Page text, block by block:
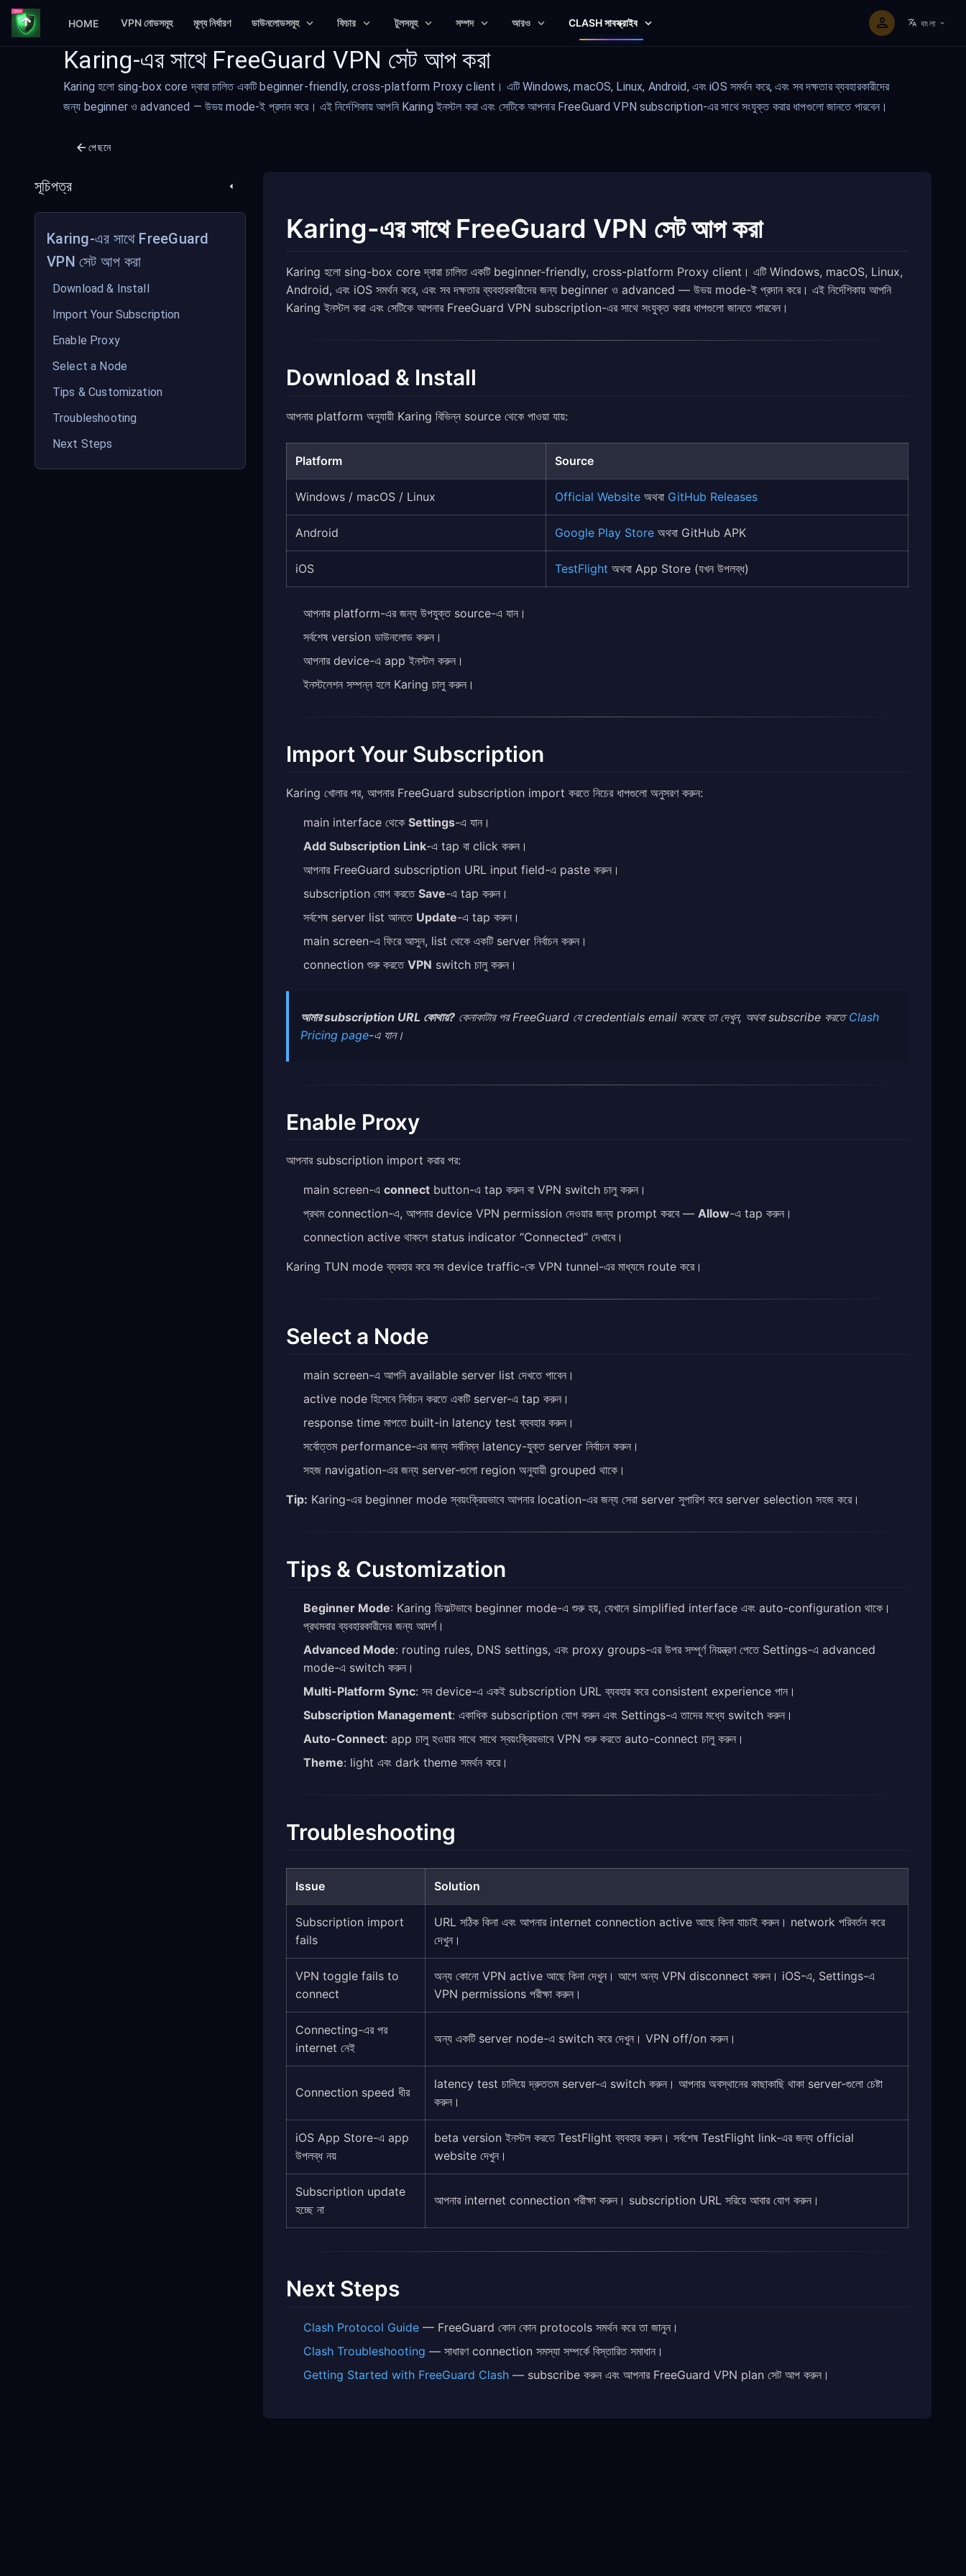
HOME VPN নোডসমূহ মূল্য নির্ধারণ ডাউনলোডসমূহ ফিচার টুলসমূহ সম্পদ আরও CLASH সাবস্ক্রাইব বাংলা
Karing-এর সাথে FreeGuard VPN সেট আপ করা
Karing হলো sing-box core দ্বারা চালিত একটি beginner-friendly, cross-platform Proxy client। এটি Windows, macOS, Linux, Android, এবং iOS সমর্থন করে, এবং সব দক্ষতার ব্যবহারকারীদের
জন্য beginner ও advanced — উভয় mode-ই প্রদান করে। এই নির্দেশিকায় আপনি Karing ইনস্টল করা এবং সেটিকে আপনার FreeGuard VPN subscription-এর সাথে সংযুক্ত করার ধাপগুলো জানতে পারবেন।
পেছনে
সূচিপত্র
Karing-এর সাথে FreeGuard
VPN সেট আপ করা
Download & Install
Import Your Subscription
Enable Proxy
Select a Node
Tips & Customization
Troubleshooting
Next Steps
Karing-এর সাথে FreeGuard VPN সেট আপ করা
Karing হলো sing-box core দ্বারা চালিত একটি beginner-friendly, cross-platform Proxy client। এটি Windows, macOS, Linux,
Android, এবং iOS সমর্থন করে, এবং সব দক্ষতার ব্যবহারকারীদের জন্য beginner ও advanced — উভয় mode-ই প্রদান করে। এই নির্দেশিকায় আপনি
Karing ইনস্টল করা এবং সেটিকে আপনার FreeGuard VPN subscription-এর সাথে সংযুক্ত করার ধাপগুলো জানতে পারবেন।
Download & Install
আপনার platform অনুযায়ী Karing বিভিন্ন source থেকে পাওয়া যায়:
Platform Source
Windows / macOS / Linux Official Website অথবা GitHub Releases
Android Google Play Store অথবা GitHub APK
iOS TestFlight অথবা App Store (যখন উপলব্ধ)
আপনার platform-এর জন্য উপযুক্ত source-এ যান।
সর্বশেষ version ডাউনলোড করুন।
আপনার device-এ app ইনস্টল করুন।
ইনস্টলেশন সম্পন্ন হলে Karing চালু করুন।
Import Your Subscription
Karing খোলার পর, আপনার FreeGuard subscription import করতে নিচের ধাপগুলো অনুসরণ করুন:
main interface থেকে Settings-এ যান।
Add Subscription Link-এ tap বা click করুন।
আপনার FreeGuard subscription URL input field-এ paste করুন।
subscription যোগ করতে Save-এ tap করুন।
সর্বশেষ server list আনতে Update-এ tap করুন।
main screen-এ ফিরে আসুন, list থেকে একটি server নির্বাচন করুন।
connection শুরু করতে VPN switch চালু করুন।
আমার subscription URL কোথায়? কেনাকাটার পর FreeGuard যে credentials email করেছে তা দেখুন, অথবা subscribe করতেClash
Pricing page-এ যান।
Enable Proxy
আপনার subscription import করার পর:
main screen-এ connect button-এ tap করুন বা VPN switch চালু করুন।
প্রথম connection-এ, আপনার device VPN permission দেওয়ার জন্য prompt করবে — Allow-এ tap করুন।
connection active থাকলে status indicator “Connected” দেখাবে।
Karing TUN mode ব্যবহার করে সব device traffic-কে VPN tunnel-এর মাধ্যমে route করে।
Select a Node
main screen-এ আপনি available server list দেখতে পাবেন।
active node হিসেবে নির্বাচন করতে একটি server-এ tap করুন।
response time মাপতে built-in latency test ব্যবহার করুন।
সর্বোত্তম performance-এর জন্য সর্বনিম্ন latency-যুক্ত server নির্বাচন করুন।
সহজ navigation-এর জন্য server-গুলো region অনুযায়ী grouped থাকে।
Tip: Karing-এর beginner mode স্বয়ংক্রিয়ভাবে আপনার location-এর জন্য সেরা server সুপারিশ করে server selection সহজ করে।
Tips & Customization
Beginner Mode: Karing ডিফল্টভাবে beginner mode-এ শুরু হয়, যেখানে simplified interface এবং auto-configuration থাকে।
প্রথমবার ব্যবহারকারীদের জন্য আদর্শ।
Advanced Mode: routing rules, DNS settings, এবং proxy groups-এর উপর সম্পূর্ণ নিয়ন্ত্রণ পেতে Settings-এ advanced
mode-এ switch করুন।
Multi-Platform Sync: সব device-এ একই subscription URL ব্যবহার করে consistent experience পান।
Subscription Management: একাধিক subscription যোগ করুন এবং Settings-এ তাদের মধ্যে switch করুন।
Auto-Connect: app চালু হওয়ার সাথে সাথে স্বয়ংক্রিয়ভাবে VPN শুরু করতে auto-connect চালু করুন।
Theme: light এবং dark theme সমর্থন করে।
Troubleshooting
Issue Solution
Subscription import
fails
URL সঠিক কিনা এবং আপনার internet connection active আছে কিনা যাচাই করুন। network পরিবর্তন করে
দেখুন।
VPN toggle fails to
connect
অন্য কোনো VPN active আছে কিনা দেখুন। আগে অন্য VPN disconnect করুন। iOS-এ, Settings-এ
VPN permissions পরীক্ষা করুন।
Connecting-এর পর
internet নেই
অন্য একটি server node-এ switch করে দেখুন। VPN off/on করুন।
Connection speed ধীর
latency test চালিয়ে দ্রুততম server-এ switch করুন। আপনার অবস্থানের কাছাকাছি থাকা server-গুলো চেষ্টা
করুন।
iOS App Store-এ app
উপলব্ধ নয়
beta version ইনস্টল করতে TestFlight ব্যবহার করুন। সর্বশেষ TestFlight link-এর জন্য official
website দেখুন।
Subscription update
হচ্ছে না
আপনার internet connection পরীক্ষা করুন। subscription URL সরিয়ে আবার যোগ করুন।
Next Steps
Clash Protocol Guide — FreeGuard কোন কোন protocols সমর্থন করে তা জানুন।
Clash Troubleshooting — সাধারণ connection সমস্যা সম্পর্কে বিস্তারিত সমাধান।
Getting Started with FreeGuard Clash — subscribe করুন এবং আপনার FreeGuard VPN plan সেট আপ করুন।